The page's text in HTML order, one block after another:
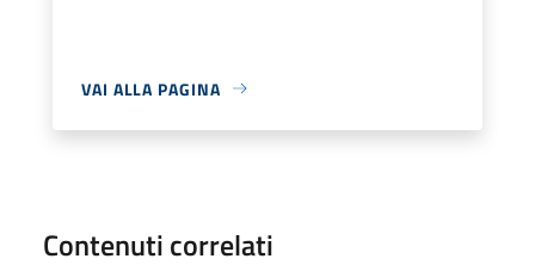
VAI ALLA PAGINA
Contenuti correlati